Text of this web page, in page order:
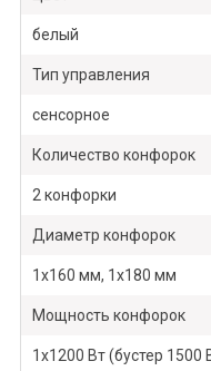
белый
Тип управления
сенсорное
Количество конфорок
2 конфорки
Диаметр конфорок
1x160 мм, 1x180 мм
Мощность конфорок
1х1200 Вт (бустер 1500